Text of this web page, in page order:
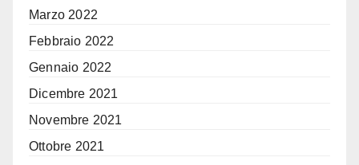
Marzo 2022
Febbraio 2022
Gennaio 2022
Dicembre 2021
Novembre 2021
Ottobre 2021